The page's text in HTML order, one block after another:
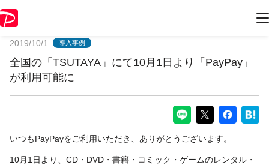
2019/10/1 導入事例
全国の「TSUTAYA」にて10月1日より「PayPay」
が利用可能に
いつもPayPayをご利用いただき、ありがとうございます。
10月1日より、CD・DVD・書籍・コミック・ゲームのレンタル・